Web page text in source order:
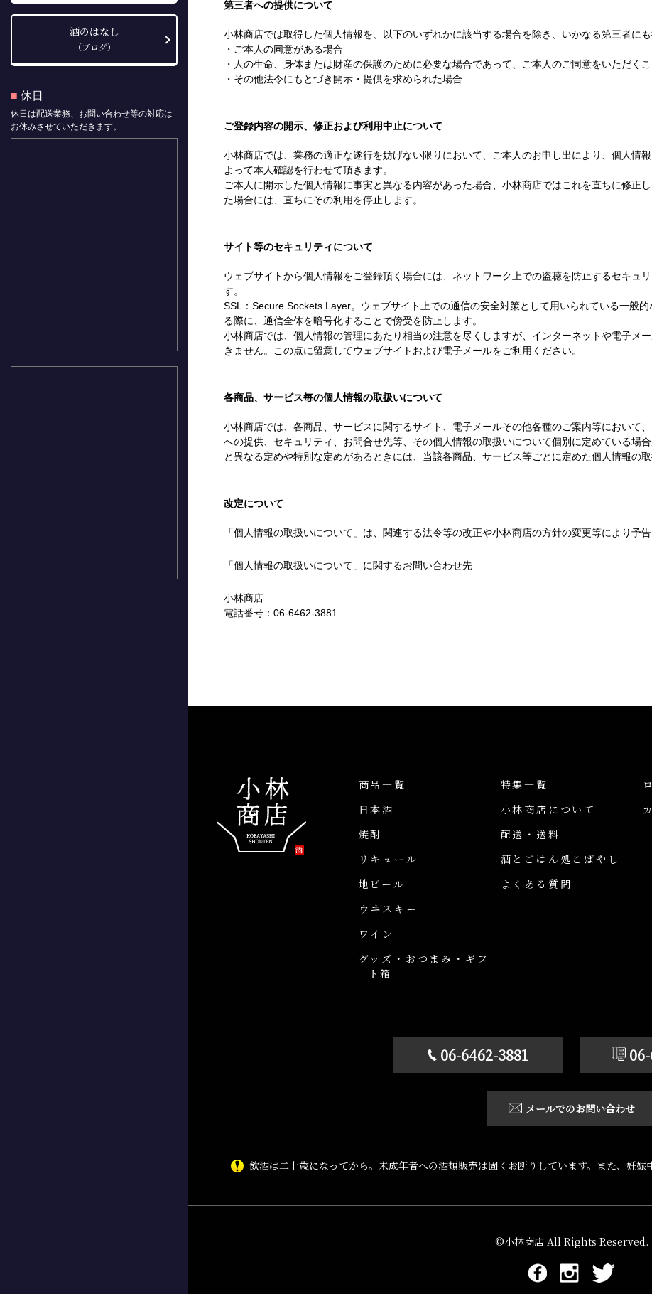
酒のはなし
（ブログ）
■ 休日
休日は配送業務、お問い合わせ等の対応は
お休みさせていただきます。
第三者への提供について
小林商店では取得した個人情報を、以下のいずれかに該当する場合を除き、いかなる第三者に
・ご本人の同意がある場合
・人の生命、身体または財産の保護のために必要な場合であって、ご本人のご同意をいただく
・その他法令にもとづき開示・提供を求められた場合
ご登録内容の開示、修正および利用中止について
小林商店では、業務の適正な遂行を妨げない限りにおいて、ご本人のお申し出により、個人情
よって本人確認を行わせて頂きます。
ご本人に開示した個人情報に事実と異なる内容があった場合、小林商店ではこれを直ちに修正
た場合には、直ちにその利用を停止します。
サイト等のセキュリティについて
ウェブサイトから個人情報をご登録頂く場合には、ネットワーク上での盗聴を防止するセキュ
す。
SSL：Secure Sockets Layer。ウェブサイト上での通信の安全対策として用いられている一般
る際に、通信全体を暗号化することで傍受を防止します。
小林商店では、個人情報の管理にあたり相当の注意を尽くしますが、インターネットや電子メ
きません。この点に留意してウェブサイトおよび電子メールをご利用ください。
各商品、サービス毎の個人情報の取扱いについて
小林商店では、各商品、サービスに関するサイト、電子メールその他各種のご案内等において
への提供、セキュリティ、お問合せ先等、その個人情報の取扱いについて個別に定めている場
と異なる定めや特別な定めがあるときには、当該各商品、サービス等ごとに定めた個人情報の
改定について
「個人情報の取扱いについて」は、関連する法令等の改正や小林商店の方針の変更等により予
「個人情報の取扱いについて」に関するお問い合わせ先
小林商店
電話番号： 06-6462-3881
商品一覧
日本酒
焼酎
リキュール
地ビール
ウヰスキー
ワイン
グッズ・おつまみ・ギフ
ト箱
特集一覧
小林商店について
配送・送料
酒とごはん処こばやし
よくある質問
06-6462-3881
メールでのお問い合わせ
飲酒は二十歳になってから。未成年者への酒類販売は固くお断りしています。また、妊娠
©小林商店 All Rights Reserved.